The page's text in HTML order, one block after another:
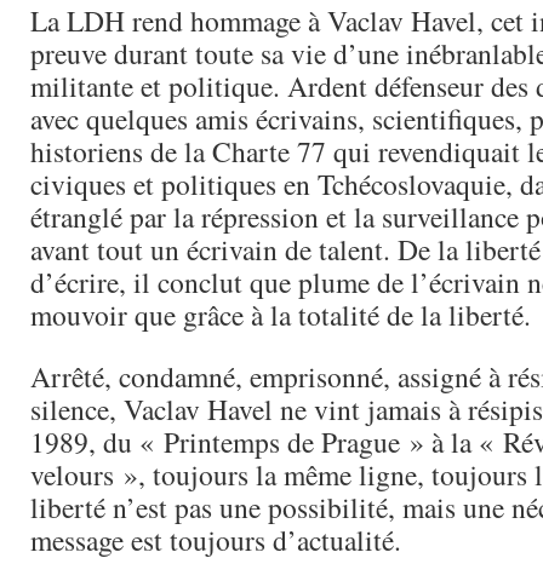
La LDH rend hommage à Vaclav Havel, cet
preuve durant toute sa vie d’une
militante et politique. Ardent défenseur des
avec quelques amis écrivains, scientifiques,
historiens de la Charte 77 qui revendiquait
civiques et politiques en Tchécoslovaquie,
étranglé par la répression et la surveillance
avant tout un écrivain de talent. De la
d’écrire, il conclut que plume de l’écrivain
mouvoir que grâce à la totalité de la liberté.
Arrêté, condamné, emprisonné, assigné à
silence, Vaclav Havel ne vint jamais à
1989, du « Printemps de Prague » à la «
velours », toujours la même ligne, toujours
liberté n’est pas une possibilité, mais une
message est toujours d’actualité.